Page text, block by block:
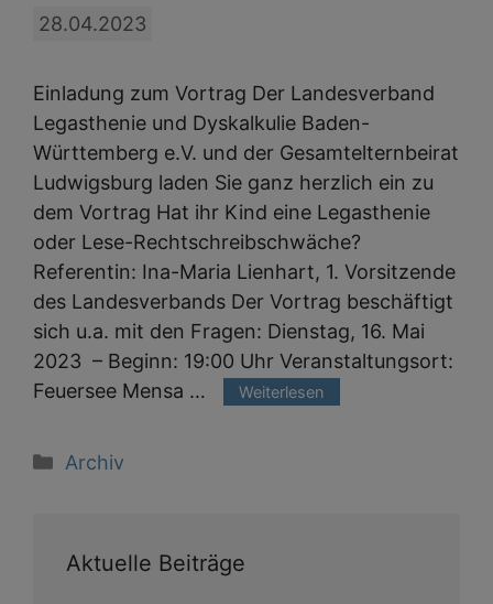
28.04.2023
Einladung zum Vortrag Der Landesverband
Legasthenie und Dyskalkulie Baden-
Württemberg e.V. und der Gesamtelternbeirat
Ludwigsburg laden Sie ganz herzlich ein zu
dem Vortrag Hat ihr Kind eine Legasthenie
oder Lese-Rechtschreibschwäche?
Referentin: Ina-Maria Lienhart, 1. Vorsitzende
des Landesverbands Der Vortrag beschäftigt
sich u.a. mit den Fragen: Dienstag, 16. Mai
2023 – Beginn: 19:00 Uhr Veranstaltungsort:
Feuersee Mensa …
Weiterlesen
Kategorien
Archiv
Aktuelle Beiträge